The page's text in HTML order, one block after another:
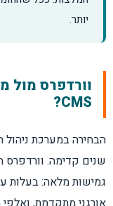
יותר.
וורדפרס מול
CMS?
שנים קדימה. וורדפרס
גמישות מלאה: בעלות